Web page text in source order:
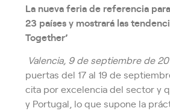
La nueva feria de referencia
23 países y mostrará las
Together’
Valencia, 9 de septiembre de
puertas del 17 al 19 de
cita por excelencia del sector y
y Portugal, lo que supone la